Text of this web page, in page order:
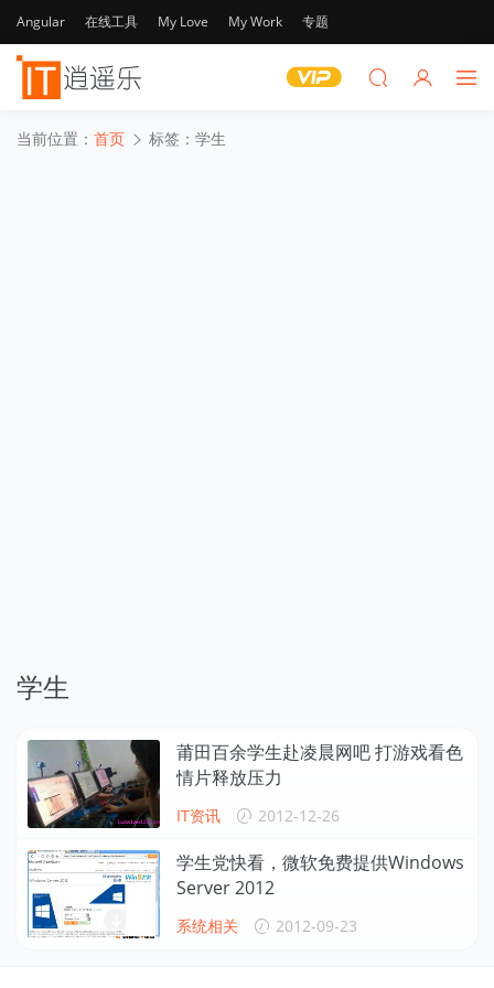
Angular 在线工具 My Love My Work 专题
当前位置： 首页 标签：学生
学生
莆田百余学生赴凌晨网吧 打游戏看色
情片释放压力
IT资讯 2012-12-26
学生党快看，微软免费提供Windows
Server 2012
系统相关 2012-09-23